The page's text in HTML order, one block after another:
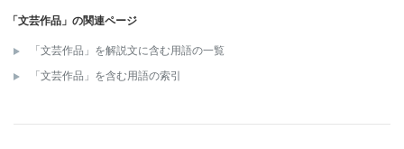
「文芸作品」の関連ページ
「文芸作品」を解説文に含む用語の一覧
「文芸作品」を含む用語の索引